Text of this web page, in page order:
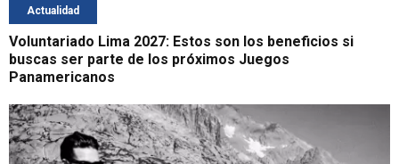
Actualidad
Voluntariado Lima 2027: Estos son los beneficios si
buscas ser parte de los próximos Juegos
Panamericanos